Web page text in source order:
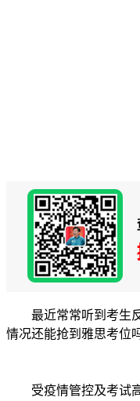
最近常常听到考生反
情况还能抢到雅思考位
受疫情管控及考试高